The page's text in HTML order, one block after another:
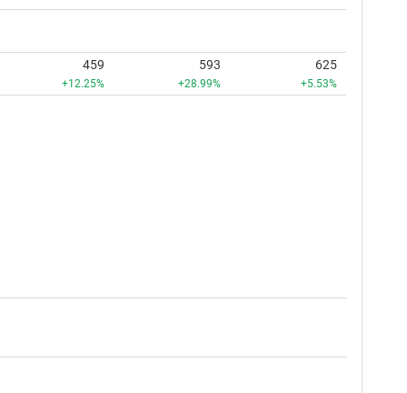
459
+12.25%
593
+28.99%
625
+5.53%